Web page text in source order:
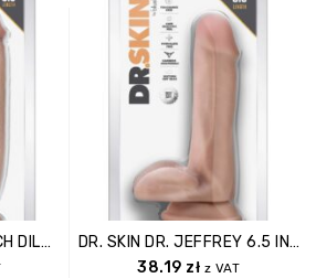
DR. SKIN MR. D 8.5 INCH DILDO WITH BALLS BEIGE
DR. SKIN DR. JEFFREY 6.5 INCH DILDO WITH BALLS BEIGE
38.19 zł z VAT